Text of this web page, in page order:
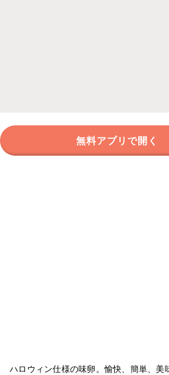
無料アプリで開く
ハロウィン仕様の味卵。愉快、簡単、美